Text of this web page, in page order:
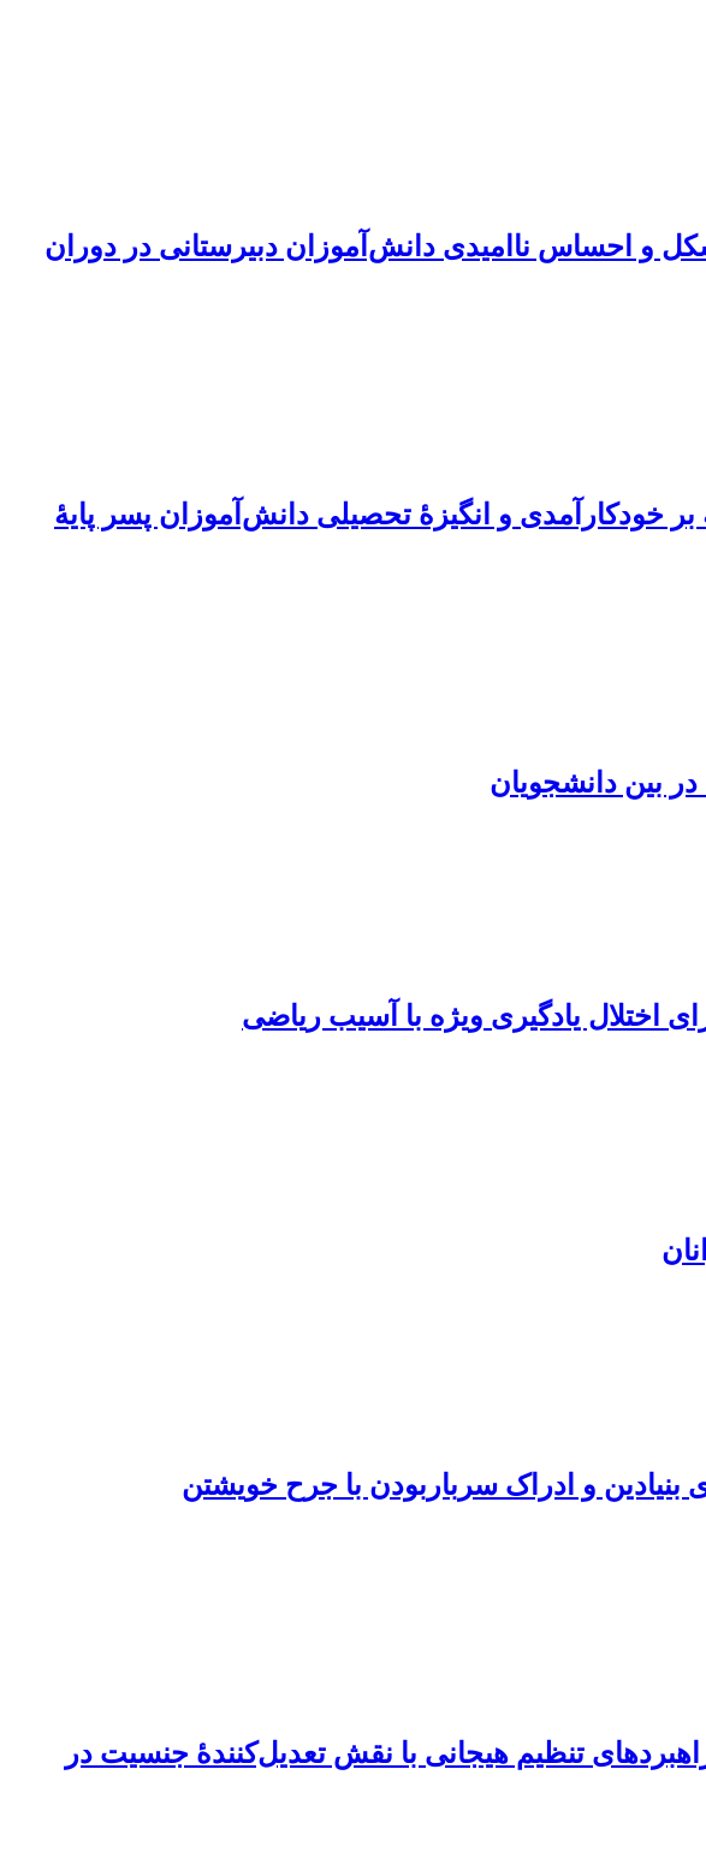
و احساس ناامیدی دانش‌آموزان دبیرستانی در دوران
و انگیزۀ تحصیلی دانش‌آموزان پسر پایۀ
اختلال یادگیری ویژه با آسیب ریاضی
و ادراک سرباربودن با جرح خویشتن
تنظیم هیجانی با نقش تعدیل‌کنندۀ جنسیت در